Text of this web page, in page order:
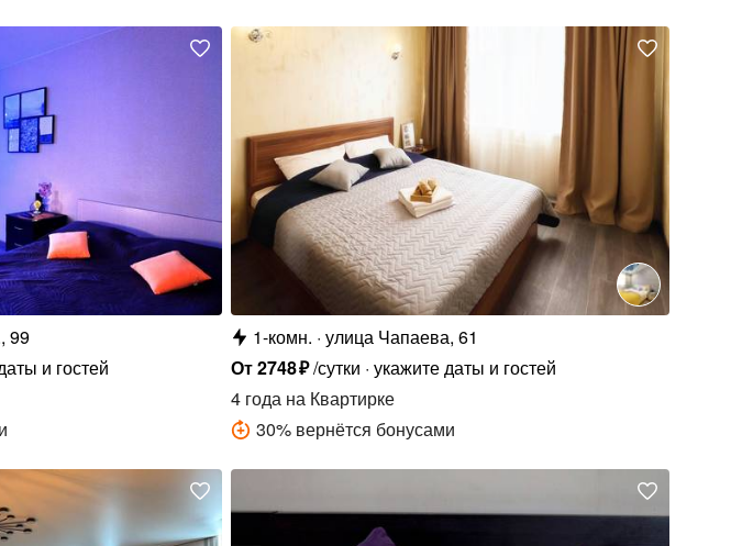
99
и гостей
1-комн. улица Чапаева, 61
От2748₽/сутки укажите даты и гостей
4 года на Квартирке
30% вернётся бонусами